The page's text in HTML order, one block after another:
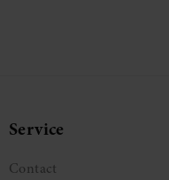
Service
Contact